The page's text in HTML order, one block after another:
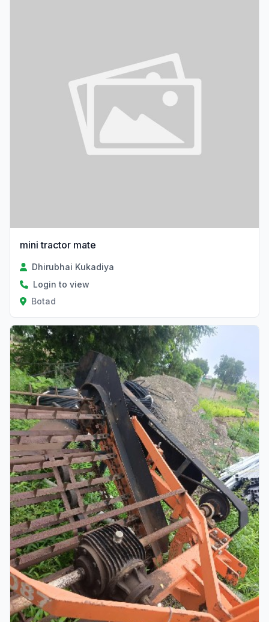
mini tractor mate
Dhirubhai Kukadiya
Login to view
Botad